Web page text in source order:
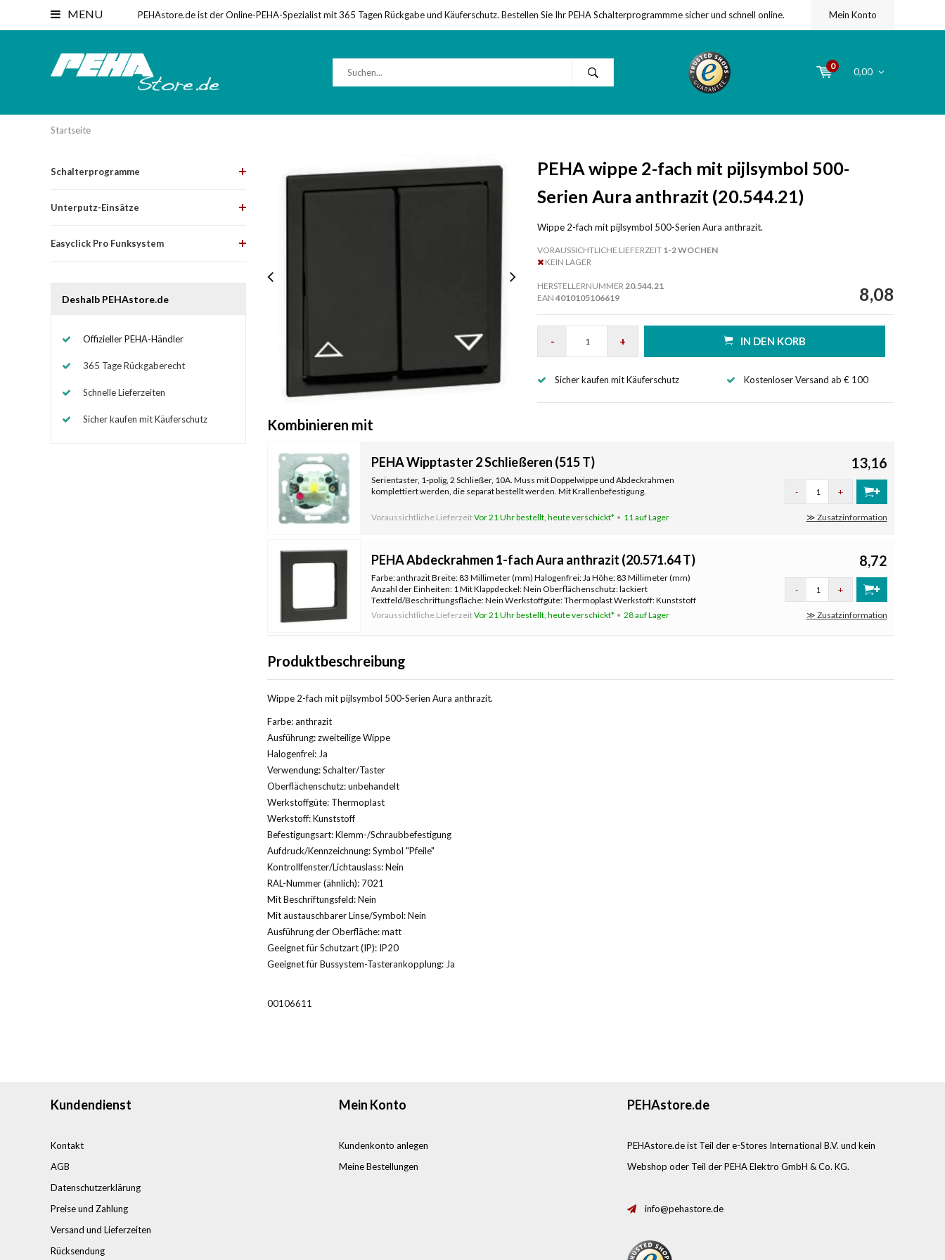
MENU PEHAstore.de ist der Online-PEHA-Spezialist mit 365 Tagen Rückgabe und Käuferschutz. Bestellen Sie Ihr PEHA Schalterprogrammme sicher und schnell online. Mein Konto
0
0,00
Startseite
Schalterprogramme
Unterputz-Einsätze
Easyclick Pro Funksystem
Deshalb PEHAstore.de
Offizieller PEHA-Händler
365 Tage Rückgaberecht
Schnelle Lieferzeiten
Sicher kaufen mit Käuferschutz
PEHA wippe 2-fach mit pijlsymbol 500-
Serien Aura anthrazit (20.544.21)
Wippe 2-fach mit pijlsymbol 500-Serien Aura anthrazit.
VORAUSSICHTLICHE LIEFERZEIT1-2 WOCHEN
KEIN LAGER
HERSTELLERNUMMER 20.544.21
EAN 4010105106619 8,08
- + IN DEN KORB
Sicher kaufen mit Käuferschutz Kostenloser Versand ab € 100
Kombinieren mit
PEHA Wipptaster 2 Schließeren (515 T)
Serientaster, 1-polig, 2 Schließer, 10A. Muss mit Doppelwippe und Abdeckrahmen
komplettiert werden, die separat bestellt werden. Mit Krallenbefestigung.
Voraussichtliche LieferzeitVor 21 Uhr bestellt, heute verschickt* 11 auf Lager
13,16
- +
≫ Zusatzinformation
PEHA Abdeckrahmen 1-fach Aura anthrazit (20.571.64 T)
Farbe: anthrazit Breite: 83 Millimeter (mm) Halogenfrei: Ja Höhe: 83 Millimeter (mm)
Anzahl der Einheiten: 1 Mit Klappdeckel: Nein Oberflächenschutz: lackiert
Textfeld/Beschriftungsfläche: Nein Werkstoffgüte: Thermoplast Werkstoff: Kunststoff
Befesti
Voraussichtliche LieferzeitVor 21 Uhr bestellt, heute verschickt* 28 auf Lager
8,72
- +
≫ Zusatzinformation
Produktbeschreibung
Wippe 2-fach mit pijlsymbol 500-Serien Aura anthrazit.
Farbe: anthrazit
Ausführung: zweiteilige Wippe
Halogenfrei: Ja
Verwendung: Schalter/Taster
Oberflächenschutz: unbehandelt
Werkstoffgüte: Thermoplast
Werkstoff: Kunststoff
Befestigungsart: Klemm-/Schraubbefestigung
Aufdruck/Kennzeichnung: Symbol "Pfeile"
Kontrollfenster/Lichtauslass: Nein
RAL-Nummer (ähnlich): 7021
Mit Beschriftungsfeld: Nein
Mit austauschbarer Linse/Symbol: Nein
Ausführung der Oberfläche: matt
Geeignet für Schutzart (IP): IP20
Geeignet für Bussystem-Tasterankopplung: Ja
00106611
Kundendienst
Kontakt
AGB
Datenschutzerklärung
Preise und Zahlung
Versand und Lieferzeiten
Rücksendung
Mein Konto
Kundenkonto anlegen
Meine Bestellungen
PEHAstore.de
PEHAstore.de ist Teil der e-Stores International B.V. und kein
Webshop oder Teil der PEHA Elektro GmbH & Co. KG.
info@pehastore.de